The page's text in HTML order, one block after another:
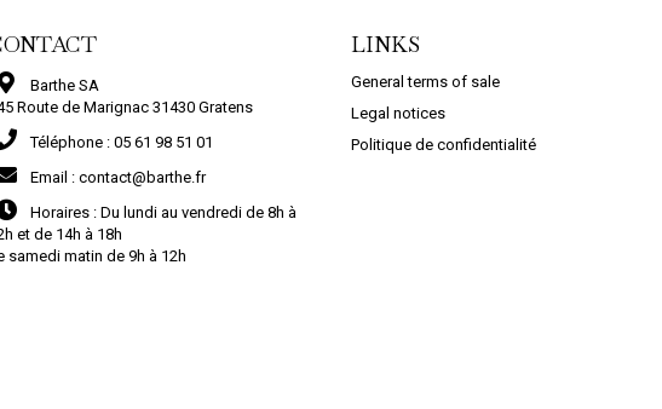
PRO...
EN...
CART
Barthe SA
Route de Marignac 31430 Gratens
Téléphone : 05 61 98 51 01
Email : contact@barthe.fr
Horaires : Du lundi au vendredi de 8h à
et de 14h à 18h
samedi matin de 9h à 12h
LINKS
General terms of sale
Legal notices
Politique de confidentialité